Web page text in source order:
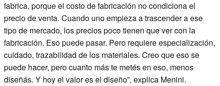
fabrica, porque el costo de fabricación no condiciona el
precio de venta. Cuando uno empieza a trascender a ese
tipo de mercado, los precios poco tienen que ver con la
fabricación. Eso puede pasar. Pero requiere especialización,
cuidado, trazabilidad de los materiales. Creo que eso se
puede hacer, pero cuanto más te metés en eso, menos
diseñás. Y hoy el valor es el diseño”, explica Menini.